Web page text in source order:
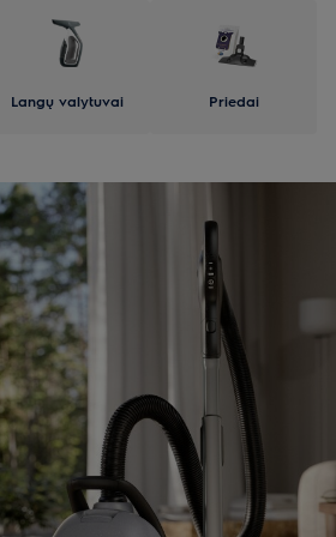
Langų valytuvai Priedai